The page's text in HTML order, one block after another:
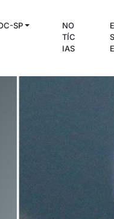
SP
NO
TÍC
IAS